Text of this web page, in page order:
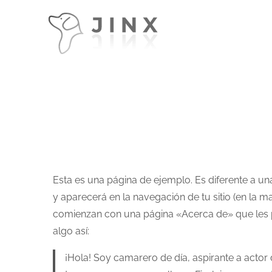
Esta es una página de ejemplo. Es diferente a
y aparecerá en la navegación de tu sitio (en la
comienzan con una página «Acerca de» que
algo así:
¡Hola! Soy camarero de día, aspirante a